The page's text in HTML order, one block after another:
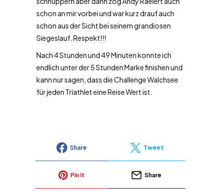
schon an mir vorbei und war kurz drauf auch
schon aus der Sicht bei seinem grandiosen
Siegeslauf. Respekt!!!
Nach 4 Stunden und 49 Minuten konnte ich
endlich unter der 5 Stunden Marke finishen und
kann nur sagen, dass die Challenge Walchsee
für jeden Triathlet eine Reise Wert ist.
Share Tweet
Pin it Share